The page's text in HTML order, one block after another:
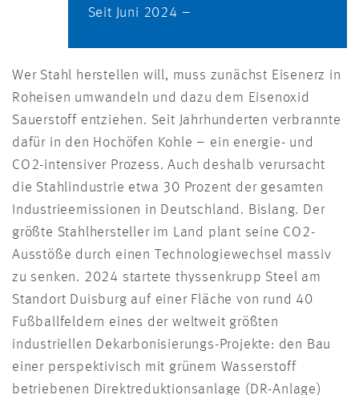
Seit Juni 2024 –
Wer Stahl herstellen will, muss zunächst Eisenerz in
Roheisen umwandeln und dazu dem Eisenoxid
Sauerstoff entziehen. Seit Jahrhunderten verbrannte
dafür in den Hochöfen Kohle – ein energie- und
CO2-intensiver Prozess. Auch deshalb verursacht
die Stahlindustrie etwa 30 Prozent der gesamten
Industrieemissionen in Deutschland. Bislang. Der
größte Stahlhersteller im Land plant seine CO2-
Ausstöße durch einen Technologiewechsel massiv
zu senken. 2024 startete thyssenkrupp Steel am
Standort Duisburg auf einer Fläche von rund 40
Fußballfeldern eines der weltweit größten
industriellen Dekarbonisierungs-Projekte: den Bau
einer perspektivisch mit grünem Wasserstoff
betriebenen Direktreduktionsanlage (DR-Anlage)